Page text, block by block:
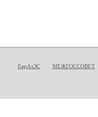
ЕврАзЭС МЕЖГОССОВЕТ